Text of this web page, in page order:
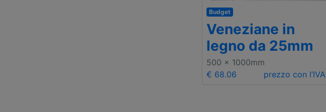
Budget
Veneziane in
legno da 25mm
500 x 1000mm
€ 68.06
prezzo con l’IVA